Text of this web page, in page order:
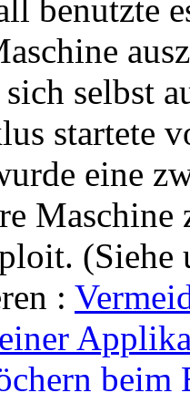
benutzte
selbst
startete
eine
(Siehe
: